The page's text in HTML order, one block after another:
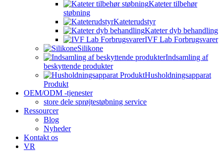
Kateter tilbehør
støbning
Kateterudstyr
Kateter dyb behandling
IVF Lab Forbrugsvarer
Silikone
Indsamling af
beskyttende produkter
Husholdningsapparat
Produkt
OEM/ODM -tjenester
store dele sprøjtestøbning service
Ressourcer
Blog
Nyheder
Kontakt os
VR